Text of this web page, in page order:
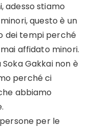
adesso stiamo
questo è un
dei tempi perché
affidato minori.
Gakkai non è
perché ci
abbiamo
per le